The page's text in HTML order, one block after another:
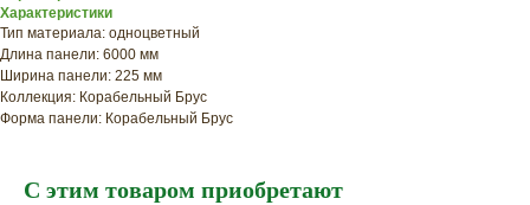
Характеристики
Тип материала: одноцветный
Длина панели: 6000 мм
Ширина панели: 225 мм
Коллекция: Корабельный Брус
Форма панели: Корабельный Брус
С этим товаром приобретают
ПРИЦЕНИТЬСЯ?
Узнайте примерную
стоимость фасада
прямо сейчас